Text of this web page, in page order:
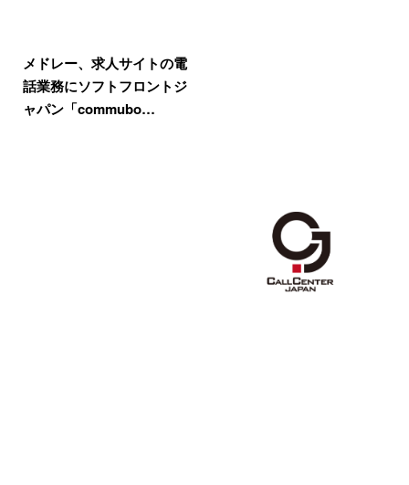
メドレー、求人サイトの電
話業務にソフトフロントジ
ャパン「commubo…